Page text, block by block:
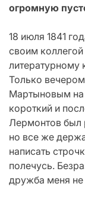
огромную
18 июля 1841
своим
Только
Мартыновым на
короткий и
Лермонтов был
но все же
написать
полечусь.
дружба меня не